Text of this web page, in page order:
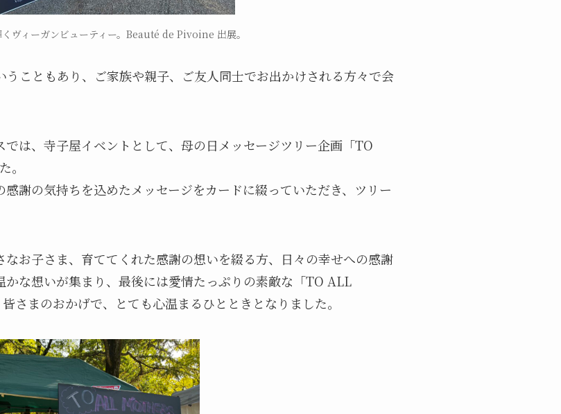
ヴィーガンビューティー。Beauté de Pivoine 出展。
こともあり、ご家族や親子、ご友人同士でお出かけされる方々で会
は、寺子屋イベントとして、母の日メッセージツリー企画「TO
。
謝の気持ちを込めたメッセージをカードに綴っていただき、ツリー
お子さま、育ててくれた感謝の想いを綴る方、日々の幸せへの感謝
な想いが集まり、最後には愛情たっぷりの素敵な「TO ALL
さまのおかげで、とても心温まるひとときとなりました。